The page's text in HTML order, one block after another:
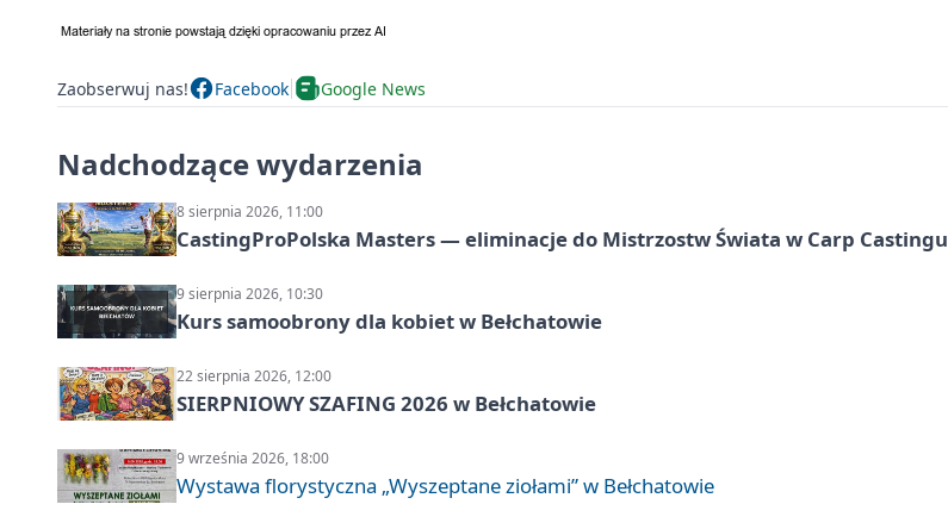
Zaobserwuj nas! Facebook Google News
Nadchodzące wydarzenia
8 sierpnia 2026, 11:00
CastingProPolska Masters — eliminacje do Mistrzostw Świata w Carp Castingu
9 sierpnia 2026, 10:30
Kurs samoobrony dla kobiet w Bełchatowie
22 sierpnia 2026, 12:00
SIERPNIOWY SZAFING 2026 w Bełchatowie
9 września 2026, 18:00
Wystawa florystyczna „Wyszeptane ziołami” w Bełchatowie